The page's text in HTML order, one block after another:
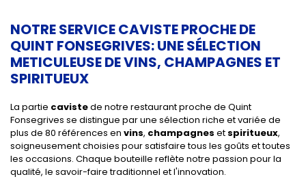
NOTRE SERVICE CAVISTE PROCHE DE
QUINT FONSEGRIVES: UNE SÉLECTION
METICULEUSE DE VINS, CHAMPAGNES ET
SPIRITUEUX
La partie cavistede notre restaurant proche de Quint
Fonsegrives se distingue par une sélection riche et variée de
plus de 80 références en vins, champagnes et spiritueux,
soigneusement choisies pour satisfaire tous les goûts et toutes
les occasions. Chaque bouteille reflète notre passion pour la
qualité, le savoir-faire traditionnel et l'innovation.